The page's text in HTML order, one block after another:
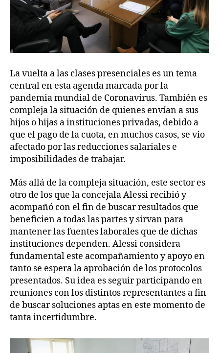
La vuelta a las clases presenciales es un tema
central en esta agenda marcada por la
pandemia mundial de Coronavirus. También es
compleja la situación de quienes envían a sus
hijos o hijas a instituciones privadas, debido a
que el pago de la cuota, en muchos casos, se vio
afectado por las reducciones salariales e
imposibilidades de trabajar.
Más allá de la compleja situación, este sector es
otro de los que la concejala Alessi recibió y
acompañó con el fin de buscar resultados que
beneficien a todas las partes y sirvan para
mantener las fuentes laborales que de dichas
instituciones dependen. Alessi considera
fundamental este acompañamiento y apoyo en
tanto se espera la aprobación de los protocolos
presentados. Su idea es seguir participando en
reuniones con los distintos representantes a fin
de buscar soluciones aptas en este momento de
tanta incertidumbre.